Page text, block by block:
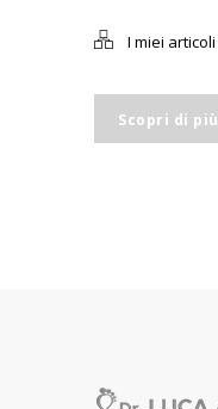
I miei articoli
Scopri di più